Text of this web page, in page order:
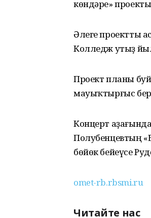
көндәре»
Әлеге проектты
Колледж утыҙ
Проект планы
мауыҡтырғыс
Концерт
Полубенцевтың
бөйөк бейеүсе
omet-rb.rbsmi.ru
Читайте нас